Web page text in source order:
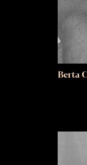
Berta